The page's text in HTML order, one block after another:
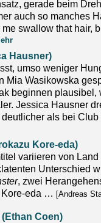
gerade beim
auch so manches
swallow that hair,
Hausner)
umso weniger
Mia Wasikowska
beginnen plausibel,
Jessica Hausner
als bei Club
Kore-eda)
variieren von
Unterschied
, zwei
Kore-eda … [Andreas
Coen)